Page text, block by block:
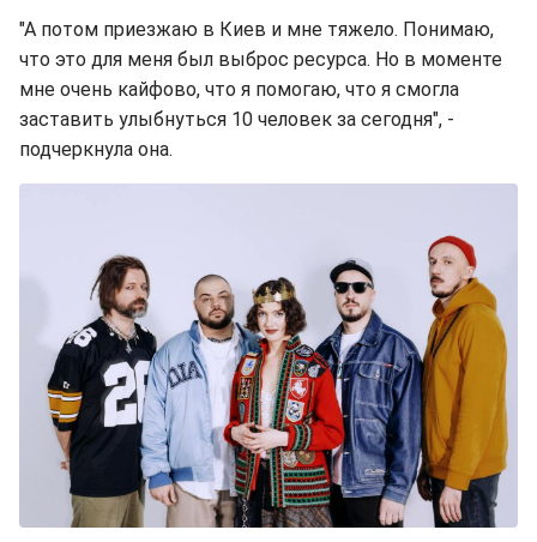
"А потом приезжаю в Киев и мне тяжело. Понимаю,
что это для меня был выброс ресурса. Но в моменте
мне очень кайфово, что я помогаю, что я смогла
заставить улыбнуться 10 человек за сегодня", -
подчеркнула она.